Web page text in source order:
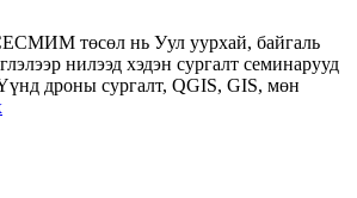
төсөл нь Уул уурхай, байгаль
нилээд хэдэн сургалт семинарууд
дроны сургалт, QGIS, GIS, мөн